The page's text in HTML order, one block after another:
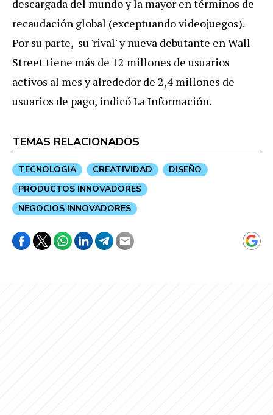
descargada del mundo y la mayor en términos de
recaudación global (exceptuando videojuegos).
Por su parte, su 'rival' y nueva debutante en Wall
Street tiene más de 12 millones de usuarios
activos al mes y alrededor de 2,4 millones de
usuarios de pago, indicó La Información.
TEMAS RELACIONADOS
TECNOLOGIA CREATIVIDAD
DISEÑO
PRODUCTOS INNOVADORES
NEGOCIOS INNOVADORES